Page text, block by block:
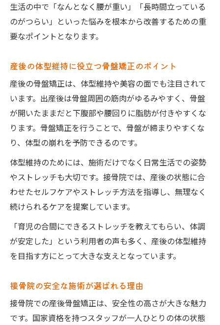
生活の中で「なんとなく腰が重い」「長時間立っている
のがつらい」といった悩みを根本から改善するための重
要なポイントとなります。
産後の体型維持に役立つ骨盤矯正のポイント
産後の骨盤矯正は、体型維持や美容の面でも注目されて
います。出産後は骨盤周囲の筋肉がゆるみやすく、骨盤
が開いたままだと下腹部や腰回りに脂肪が付きやすくな
ります。骨盤矯正を行うことで、骨盤が締まりやすくな
り、体型の崩れを予防できるのです。
体型維持のためには、施術だけでなく日常生活での姿勢
やストレッチも大切です。接骨院では、産後の状態に合
わせたセルフケアやストレッチ方法を指導し、無理なく
続けられるケアを提案しています。
「育児の合間にできるストレッチを教えてもらい、体調
が安定した」という利用者の声も多く、産後の体型維持
を目指す方にとって大きな支えとなっています。
接骨院の安全な施術が選ばれる理由
接骨院での産後骨盤矯正は、安全性の高さが大きな魅力
です。国家資格を持つスタッフが一人ひとりの体の状態